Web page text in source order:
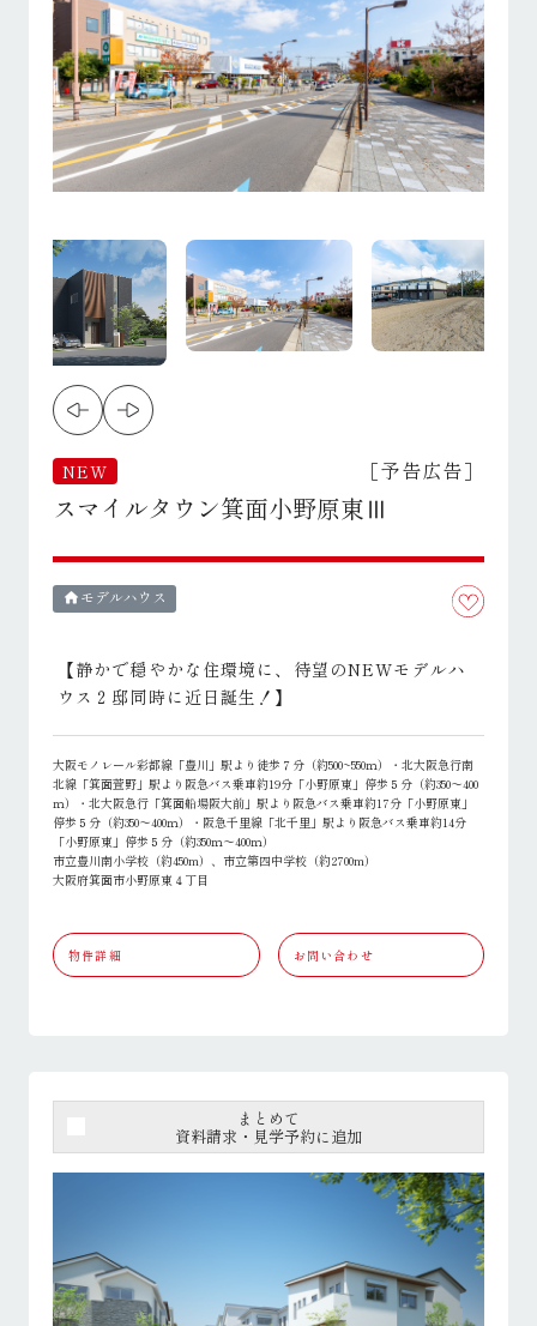
NEW ［予告広告］
スマイルタウン箕面小野原東Ⅲ
home モデルハウス
【静かで穏やかな住環境に、待望のNEWモデルハ
ウス２邸同時に近日誕生！】
大阪モノレール彩都線「豊川」駅より徒歩７分（約500~550ｍ）・北大阪急行南
北線「箕面萱野」駅より阪急バス乗車約19分「小野原東」停歩５分（約350～400
ｍ）・北大阪急行「箕面船場阪大前」駅より阪急バス乗車約17分「小野原東」
停歩５分（約350～400ｍ）・阪急千里線「北千里」駅より阪急バス乗車約14分
「小野原東」停歩５分（約350ｍ～400ｍ）
市立豊川南小学校（約450m）、市立第四中学校（約2700m）
大阪府箕面市小野原東４丁目
物件詳細 お問い合わせ
まとめて
資料請求・見学予約に追加